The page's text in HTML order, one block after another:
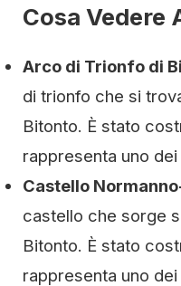
Cosa Vedere
Arco di Trionfo di
di trionfo che si
Bitonto. È stato
rappresenta uno
Castello
castello che sorge
Bitonto. È stato
rappresenta uno